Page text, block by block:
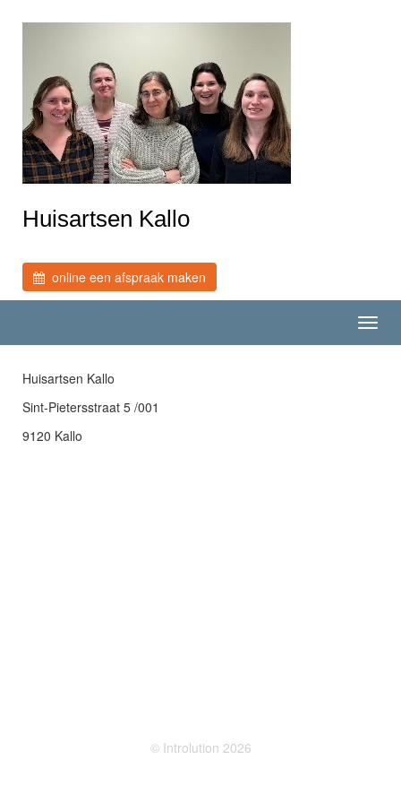
Huisartsen Kallo
online een afspraak maken
Huisartsen Kallo
Sint-Pietersstraat 5 /001
9120 Kallo
© Introlution 2026